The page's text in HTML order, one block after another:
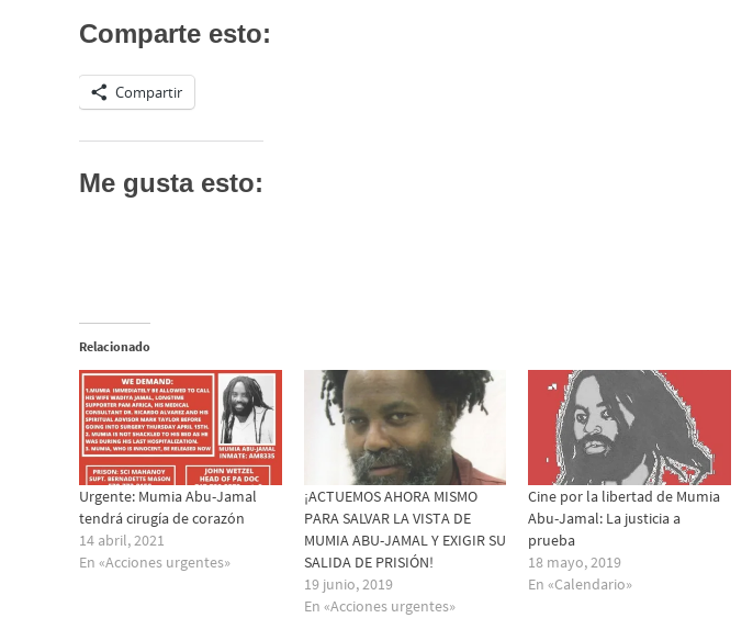
Comparte esto:
Compartir
Me gusta esto:
Relacionado
Urgente: Mumia Abu-Jamal
tendrá cirugía de corazón
14 abril, 2021
En «Acciones urgentes»
¡ACTUEMOS AHORA MISMO
PARA SALVAR LA VISTA DE
MUMIA ABU-JAMAL Y EXIGIR SU
SALIDA DE PRISIÓN!
19 junio, 2019
En «Acciones urgentes»
Cine por la libertad de Mumia
Abu-Jamal: La justicia a
prueba
18 mayo, 2019
En «Calendario»